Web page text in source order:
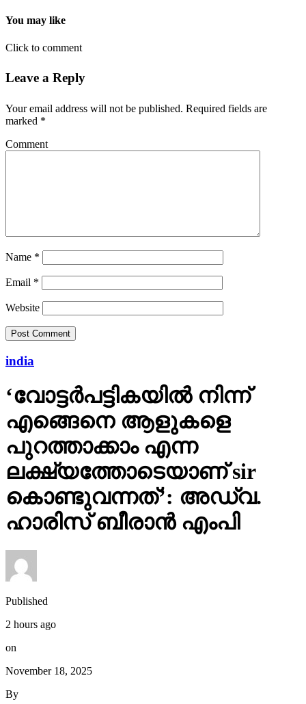
You may like
Click to comment
Leave a Reply
Your email address will not be published. Required fields are
marked *
Comment
Name *
Email *
Website
india
‘വോട്ടര്‍പട്ടികയില്‍ നിന്ന്
എങ്ങെനെ ആളുകളെ
പുറത്താക്കാം എന്ന
ലക്ഷ്യത്തോടെയാണ് sir
കൊണ്ടുവന്നത്’: അഡ്വ.
ഹാരിസ് ബീരാൻ എംപി
Published
2 hours ago
on
November 18, 2025
By